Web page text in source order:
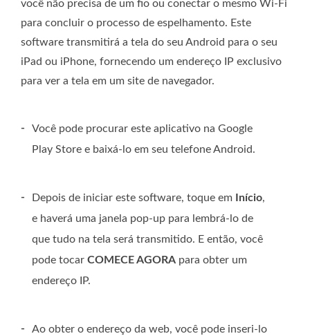
você não precisa de um fio ou conectar o mesmo Wi-Fi
para concluir o processo de espelhamento. Este
software transmitirá a tela do seu Android para o seu
iPad ou iPhone, fornecendo um endereço IP exclusivo
para ver a tela em um site de navegador.
-
Você pode procurar este aplicativo na Google
Play Store e baixá-lo em seu telefone Android.
- Depois de iniciar este software, toque em Início,
e haverá uma janela pop-up para lembrá-lo de
que tudo na tela será transmitido. E então, você
pode tocar COMECE AGORA para obter um
endereço IP.
-
Ao obter o endereço da web, você pode inseri-lo